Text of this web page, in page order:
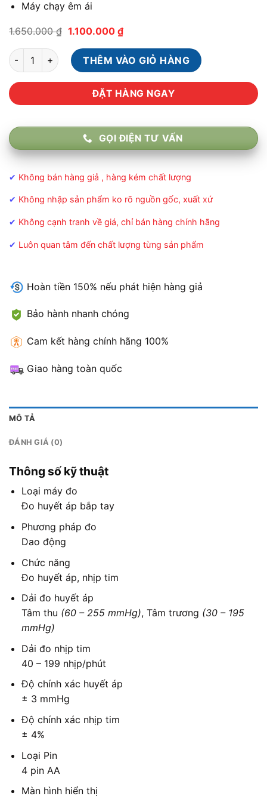
Máy chạy êm ái
1.650.000₫ Giá
là:
1.650.000 ₫.
1.100.000 ₫Giá
hiện
tại
là:
Máy đo huyết áp bắp tay Bluetooth FaCare FC-P168 số lượng
THÊM VÀO GIỎ HÀNG
ĐẶT HÀNG NGAY
GỌI ĐIỆN TƯ VẤN
✔ Không bán hàng giả , hàng kém chất lượng
✔ Không nhập sản phẩm ko rõ nguồn gốc, xuất xứ
✔ Không cạnh tranh về giá, chỉ bán hàng chính hãng
✔ Luôn quan tâm đến chất lượng từng sản phẩm
Hoàn tiền 150% nếu phát hiện hàng giả
Bảo hành nhanh chóng
Cam kết hàng chính hãng 100%
Giao hàng toàn quốc
MÔ TẢ
ĐÁNH GIÁ (0)
Thông số kỹ thuật
Loại máy đo
Đo huyết áp bắp tay
Phương pháp đo
Dao động
Chức năng
Đo huyết áp, nhịp tim
Dải đo huyết áp
Tâm thu (60 – 255 mmHg), Tâm trương (30 – 195
mmHg)
Dải đo nhịp tim
40 – 199 nhịp/phút
Độ chính xác huyết áp
± 3 mmHg
Độ chính xác nhịp tim
± 4%
Loại Pin
4 pin AA
Màn hình hiển thị